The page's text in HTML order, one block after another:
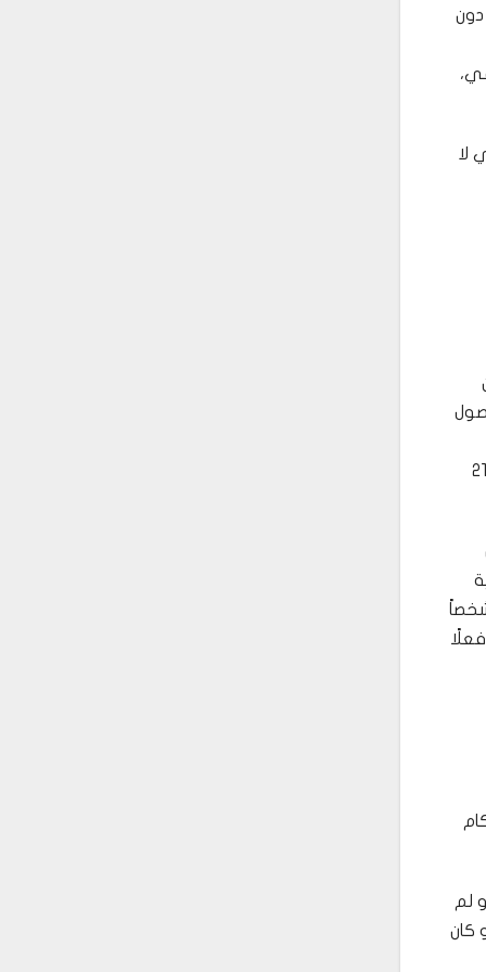
دون
لا
الخمور، أو تقديمها ، أو بيعه ا، لشخص يقل عمره عن 21 عاماً .وعلى أولئـــك الـــذين اشتروا الخمــــور نيابة عن شخص أقل من 21
لم
كان